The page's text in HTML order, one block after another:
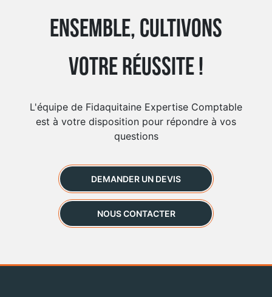
Ensemble, cultivons
votre réussite !
L'équipe de Fidaquitaine Expertise Comptable
est à votre disposition pour répondre à vos
questions
DEMANDER UN DEVIS
NOUS CONTACTER